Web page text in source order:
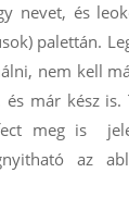
nevet, és
palettán.
nem kell
már kész is.
meg is
az